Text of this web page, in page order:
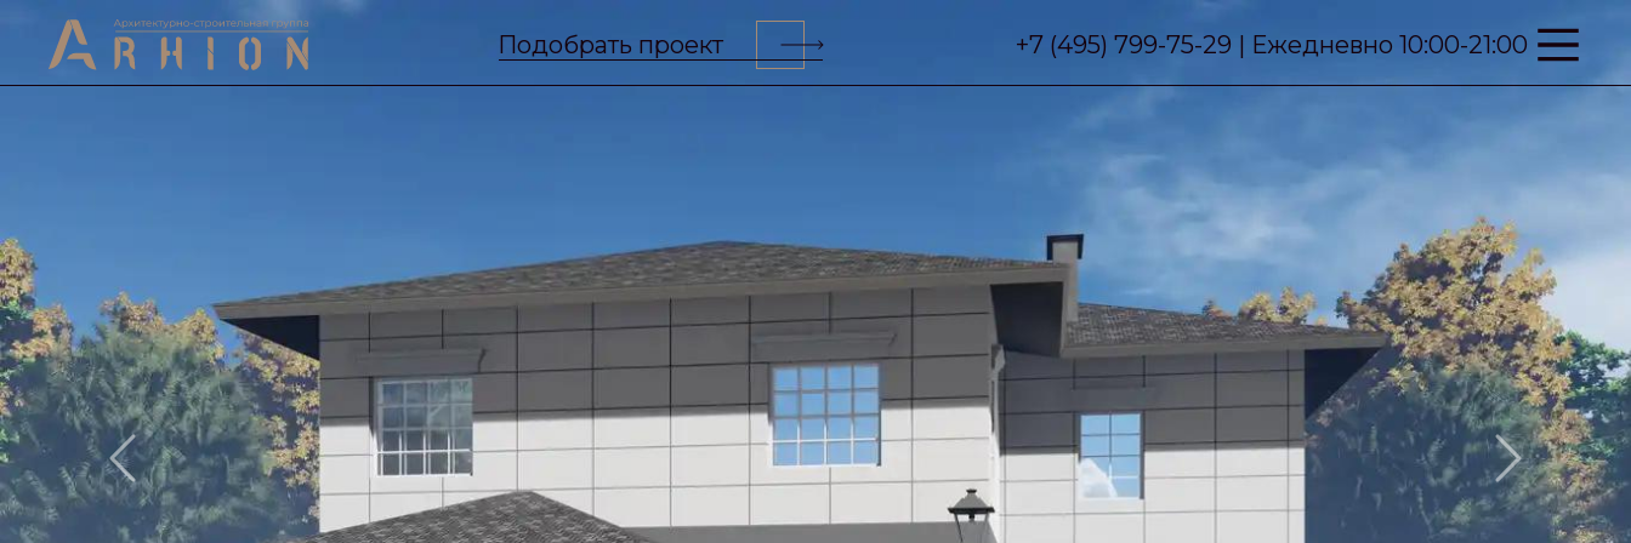
Подобрать проект +7 (495) 799-75-29 | Ежедневно 10:00-21:00
Previous Next